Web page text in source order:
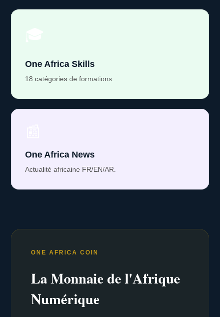
One Africa Skills
18 catégories de formations.
One Africa News
Actualité africaine FR/EN/AR.
ONE AFRICA COIN
La Monnaie de l'Afrique
Numérique